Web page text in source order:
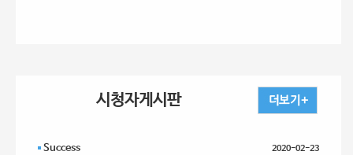
시청자게시판
Success 2020-02-23